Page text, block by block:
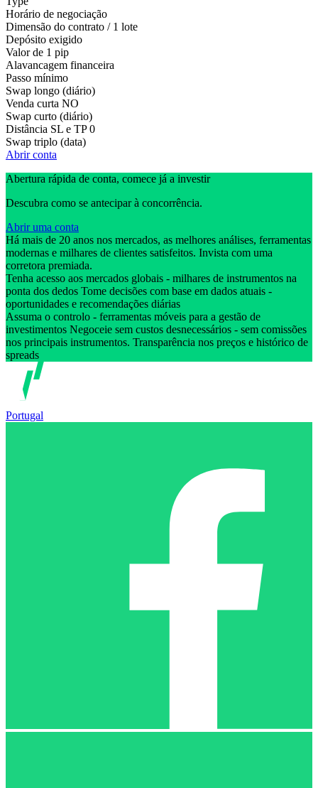
Horário de negociação
Dimensão do contrato / 1 lote
Depósito exigido
Valor de 1 pip
Alavancagem financeira
Passo mínimo
Swap longo (diário)
Venda curta NO
Swap curto (diário)
Distância SL e TP 0
Swap triplo (data)
Abrir conta
Abertura rápida de conta, comece já a investir
Descubra como se antecipar à concorrência.
Abrir uma conta
Há mais de 20 anos nos mercados, as melhores análises, ferramentas
modernas e milhares de clientes satisfeitos. Invista com uma
corretora premiada.
Tenha acesso aos mercados globais - milhares de instrumentos na
ponta dos dedos Tome decisões com base em dados atuais -
oportunidades e recomendações diárias
Assuma o controlo - ferramentas móveis para a gestão de
investimentos Negoceie sem custos desnecessários - sem comissões
nos principais instrumentos. Transparência nos preços e histórico de
spreads
Portugal